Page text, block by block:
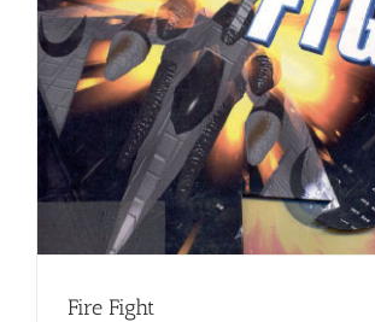
Fire Fight